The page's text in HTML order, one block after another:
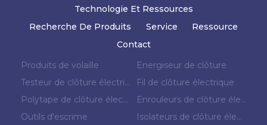
Technologie Et Ressources
Recherche De Produits
Service
Ressource
Contact
Produits de volaille
Energiseur de clôture
Testeur de clôture électrique
Fil de clôture électrique
Polytape de clôture électrique
Enrouleurs de clôture électrique
Outils d'escrime
Isolateurs de clôture électrique